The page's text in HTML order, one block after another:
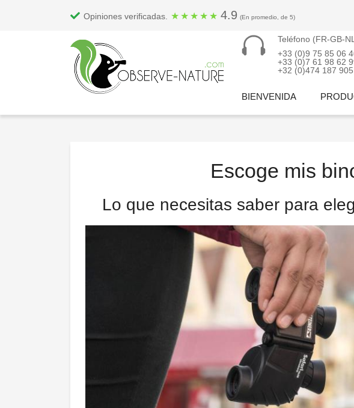
Opiniones verificadas. ★ ★ ★ ★ ★ 4.9 (En promedio, de 5)
Teléfono (FR-GB-
+33 (0)9 75 85 06
+33 (0)7 61 98 62
+32 (0)474 187 905
BIENVENIDA
Escoge mis
Lo que necesitas saber para